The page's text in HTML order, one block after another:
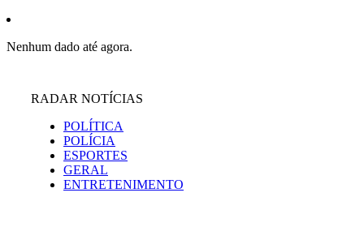
Nenhum dado até agora.
RADAR NOTÍCIAS
POLÍTICA
POLÍCIA
ESPORTES
GERAL
ENTRETENIMENTO